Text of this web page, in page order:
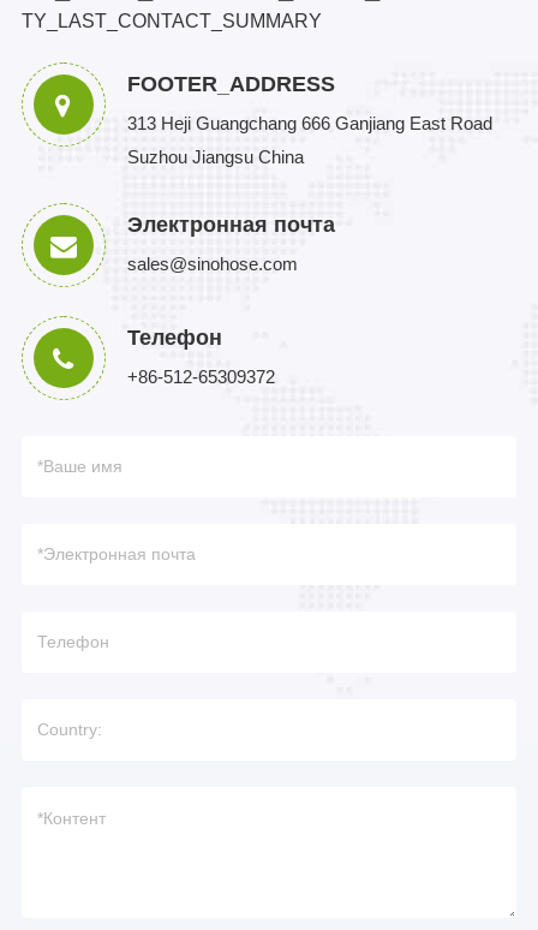
TY_LAST_CONTACT_SUMMARY
FOOTER_ADDRESS
313 Heji Guangchang 666 Ganjiang East Road
Suzhou Jiangsu China
Электронная почта
sales@sinohose.com
Телефон
+86-512-65309372